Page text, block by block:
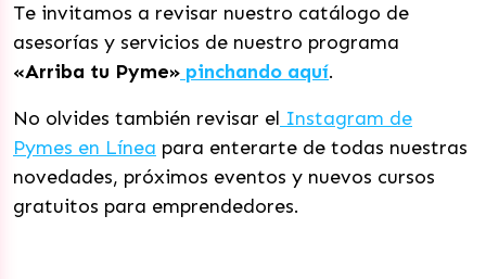
Te invitamos a revisar nuestro catálogo de
asesorías y servicios de nuestro programa
«Arriba tu Pyme» pinchando aquí.
No olvides también revisar el Instagram de
Pymes en Línea para enterarte de todas nuestras
novedades, próximos eventos y nuevos cursos
gratuitos para emprendedores.